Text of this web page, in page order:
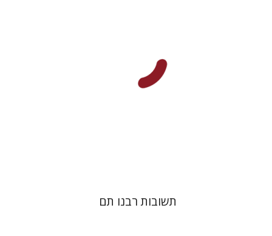
תשובות רבנו תם